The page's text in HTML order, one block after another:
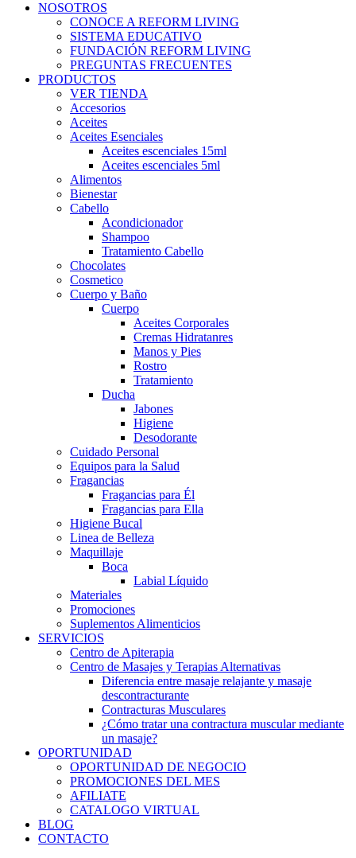
NOSOTROS
CONOCE A REFORM LIVING
SISTEMA EDUCATIVO
FUNDACIÓN REFORM LIVING
PREGUNTAS FRECUENTES
PRODUCTOS
VER TIENDA
Accesorios
Aceites
Aceites Esenciales
Aceites escenciales 15ml
Aceites escenciales 5ml
Alimentos
Bienestar
Cabello
Acondicionador
Shampoo
Tratamiento Cabello
Chocolates
Cosmetico
Cuerpo y Baño
Cuerpo
Aceites Corporales
Cremas Hidratanres
Manos y Pies
Rostro
Tratamiento
Ducha
Jabones
Higiene
Desodorante
Cuidado Personal
Equipos para la Salud
Fragancias
Fragancias para Él
Fragancias para Ella
Higiene Bucal
Linea de Belleza
Maquillaje
Boca
Labial Líquido
Materiales
Promociones
Suplementos Alimenticios
SERVICIOS
Centro de Apiterapia
Centro de Masajes y Terapias Alternativas
Diferencia entre masaje relajante y masaje
descontracturante
Contracturas Musculares
¿Cómo tratar una contractura muscular mediante
un masaje?
OPORTUNIDAD
OPORTUNIDAD DE NEGOCIO
PROMOCIONES DEL MES
AFILIATE
CATALOGO VIRTUAL
BLOG
CONTACTO